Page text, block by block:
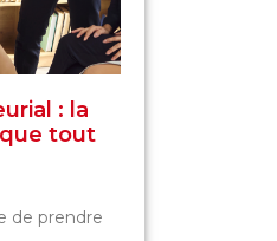
: la
tout
de prendre